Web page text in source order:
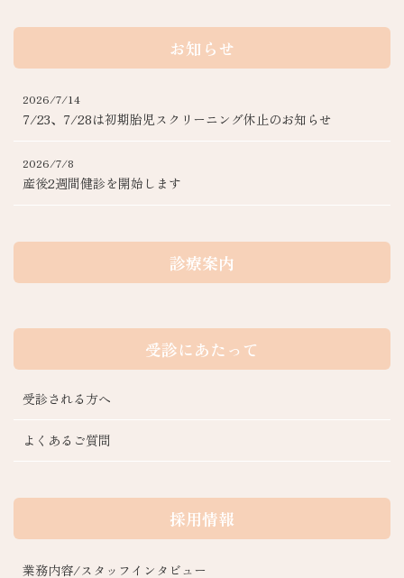
お知らせ
2026/7/14
7/23、7/28は初期胎児スクリーニング休止のお知らせ
2026/7/8
産後2週間健診を開始します
診療案内
受診にあたって
受診される方へ
よくあるご質問
採用情報
業務内容/スタッフインタビュー